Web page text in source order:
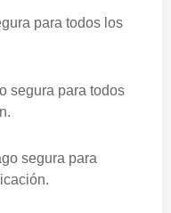
para todos los
segura para todos
segura para